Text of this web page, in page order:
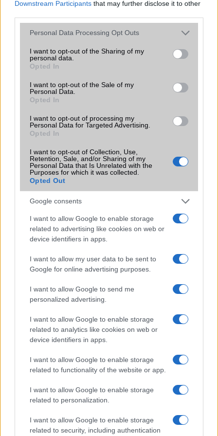
Downstream Participants that may further disclose it to other
Please note that this website/app uses one or more Google
not limited to your visit or usage behaviour. You may click to
grant or deny consent to Google and its third-party tags to
use your data for below specified purposes in below Google
consent section.
Personal Data Processing Opt Outs
I want to opt-out of the Sharing of my
personal data.
Opted In
I want to opt-out of the Sale of my
Personal Data.
Opted In
I want to opt-out of processing my
Personal Data for Targeted Advertising.
Opted In
I want to opt-out of Collection, Use,
Retention, Sale, and/or Sharing of my
Personal Data that Is Unrelated with the
Purposes for which it was collected.
Opted Out
Google consents
I want to allow Google to enable storage
related to advertising like cookies on web or
device identifiers in apps.
I want to allow my user data to be sent to
Google for online advertising purposes.
I want to allow Google to send me
personalized advertising.
I want to allow Google to enable storage
related to analytics like cookies on web or
device identifiers in apps.
I want to allow Google to enable storage
related to functionality of the website or app.
I want to allow Google to enable storage
related to personalization.
I want to allow Google to enable storage
related to security, including authentication
KAPCSOLÓDÓ HÍREK
MWC: Ez a MeeGo utójda - videón a Jolla Sailfish
Németországba már szinte biztosan jön a Nokia
Kígyós játékkal tért vissza a Nokia 3310
Drágábban jön a Nokia 3310, mint vártuk
Egy éves a régi-új Nokia
Új Nokiák Magyarországon
A Boring Phone egy átlátszó flip telefon, ami buta, de
imádjuk
Lesz még Nokia telefon? Aggodalmak között a márka
LEGOLVASOTTABBAK
UI 9 frissítésből – itt a lista az érintett modellekről
Apple az új csúcsmobilokról
Az Android rejtett automatizmusai: hat funkció, amely
észrevétlenül könnyíti meg a mindennapokat
Ez a rejtett Samsung funkció teljesen megváltoztatja a
mobilhasználatot – sokan mégsem tudnak róla
Nem biztos, hogy érdemes kivárni az iPhone 18 Prot
kamerás funkcióját